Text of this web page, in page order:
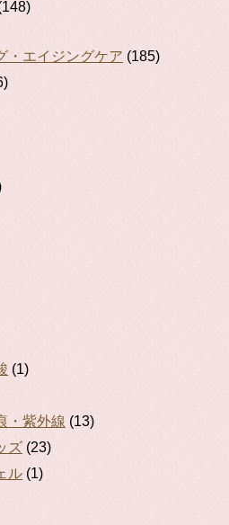
・エイジングケア (185)
(1)
・紫外線 (13)
ズ (23)
ル (1)